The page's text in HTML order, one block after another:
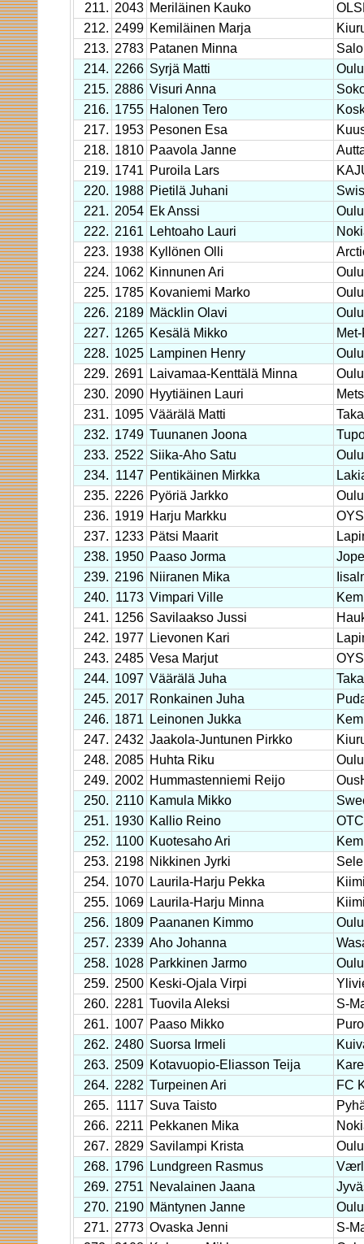
211. 2043 Meriläinen Kauko
212. 2499 Kemiläinen Marja
213. 2783 Patanen Minna
214. 2266 Syrjä Matti
Oulu
215. 2886 Visuri Anna
216. 1755 Halonen Tero
217. 1953 Pesonen Esa
218. 1810 Paavola Janne
219. 1741 Puroila Lars
220. 1988 Pietilä Juhani
221. 2054 Ek Anssi
Oulu
222. 2161 Lehtoaho Lauri
223. 1938 Kyllönen Olli
224. 1062 Kinnunen Ari
Oulu
225. 1785 Kovaniemi Marko
Oulu
226. 2189 Mäcklin Olavi
Oulu
227. 1265 Kesälä Mikko
228. 1025 Lampinen Henry
Oulu
229. 2691 Laivamaa-Kenttälä Minna
Oulu
230. 2090 Hyytiäinen Lauri
231. 1095 Väärälä Matti
232. 1749 Tuunanen Joona
233. 2522 Siika-Aho Satu
234. 1147 Pentikäinen Mirkka
235. 2226 Pyöriä Jarkko
Oulu
236. 1919 Harju Markku
237. 1233 Pätsi Maarit
238. 1950 Paaso Jorma
239. 2196 Niiranen Mika
240. 1173 Vimpari Ville
241. 1256 Savilaakso Jussi
242. 1977 Lievonen Kari
243. 2485 Vesa Marjut
244. 1097 Väärälä Juha
245. 2017 Ronkainen Juha
246. 1871 Leinonen Jukka
247. 2432 Jaakola-Juntunen Pirkko
248. 2085 Huhta Riku
Oulu
249. 2002 Hummastenniemi Reijo
250. 2110 Kamula Mikko
251. 1930 Kallio Reino
OTC
252. 1100 Kuotesaho Ari
253. 2198 Nikkinen Jyrki
254. 1070 Laurila-Harju Pekka
255. 1069 Laurila-Harju Minna
256. 1809 Paananen Kimmo
Oulu
257. 2339 Aho Johanna
258. 1028 Parkkinen Jarmo
259. 2500 Keski-Ojala Virpi
260. 2281 Tuovila Aleksi
S-
261. 1007 Paaso Mikko
262. 2480 Suorsa Irmeli
263. 2509 Kotavuopio-Eliasson Teija
264. 2282 Turpeinen Ari
FC
265.
1117 Suva Taisto
266. 2211 Pekkanen Mika
267. 2829 Savilampi Krista
Oulu
268. 1796 Lundgreen Rasmus
269. 2751 Nevalainen Jaana
270. 2190 Mäntynen Janne
271. 2773 Ovaska Jenni
S-